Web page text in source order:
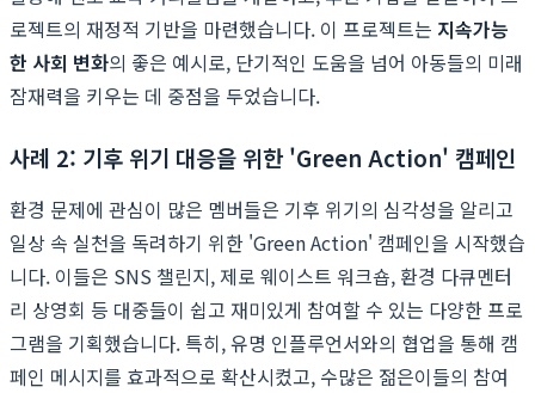
로젝트의 재정적 기반을 마련했습니다. 이 프로젝트는 지속가능
한 사회 변화의 좋은 예시로, 단기적인 도움을 넘어 아동들의 미래
잠재력을 키우는 데 중점을 두었습니다.
사례 2: 기후 위기 대응을 위한 'Green Action' 캠페인
환경 문제에 관심이 많은 멤버들은 기후 위기의 심각성을 알리고
일상 속 실천을 독려하기 위한 'Green Action' 캠페인을 시작했습
니다. 이들은 SNS 챌린지, 제로 웨이스트 워크숍, 환경 다큐멘터
리 상영회 등 대중들이 쉽고 재미있게 참여할 수 있는 다양한 프로
그램을 기획했습니다. 특히, 유명 인플루언서와의 협업을 통해 캠
페인 메시지를 효과적으로 확산시켰고, 수많은 젊은이들의 참여